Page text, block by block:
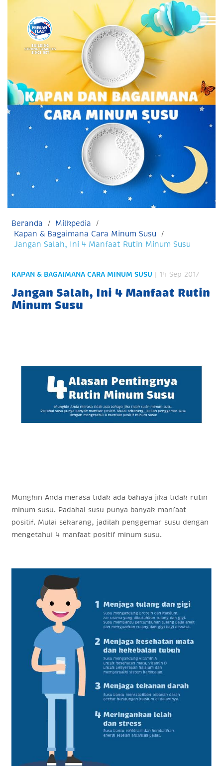
BUILDING
STRONG FAMILIES
SINCE 1871
Beranda
Milkpedia
Kapan & Bagaimana Cara Minum Susu
Jangan Salah, Ini 4 Manfaat Rutin Minum Susu
KAPAN & BAGAIMANA CARA MINUM SUSU | 14 Sep 2017
Jangan Salah, Ini 4 Manfaat Rutin
Minum Susu
Mungkin Anda merasa tidak ada bahaya jika tidak rutin
minum susu. Padahal susu punya banyak manfaat
positif. Mulai sekarang, jadilah penggemar susu dengan
mengetahui 4 manfaat positif minum susu.